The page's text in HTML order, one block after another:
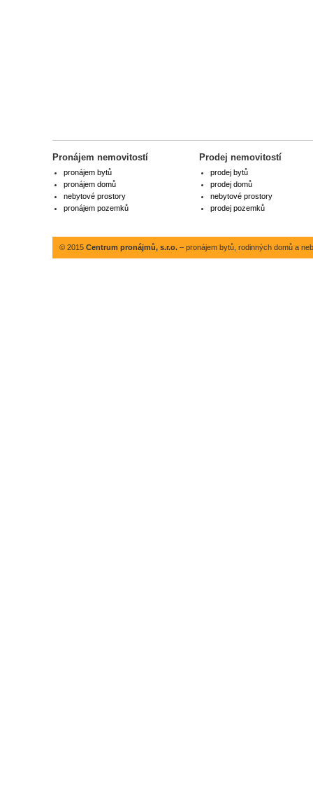
Pronájem nemovitostí
pronájem bytů
pronájem domů
nebytové prostory
pronájem pozemků
Prodej nemovitostí
prodej bytů
prodej domů
nebytové prostory
prodej pozemků
© 2015 Centrum pronájmů, s.r.o.– pronájem bytů, rodinných domů a